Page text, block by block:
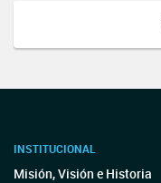
INSTITUCIONAL
Misión, Visión e Historia